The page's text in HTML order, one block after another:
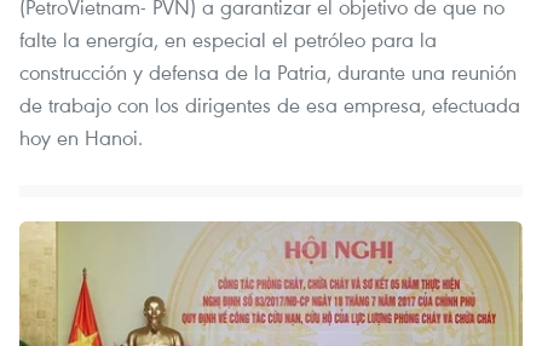
(PetroVietnam- PVN) a garantizar el objetivo de que no
falte la energía, en especial el petróleo para la
construcción y defensa de la Patria, durante una reunión
de trabajo con los dirigentes de esa empresa, efectuada
hoy en Hanoi.